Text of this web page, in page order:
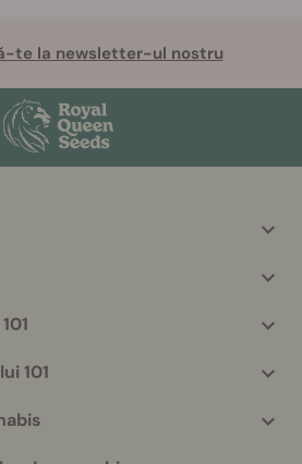
te la newsletter-ul nostru
101